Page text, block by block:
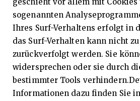
sogenannten
Ihres Surf-Verhaltens erfolgt in
das Surf-Verhalten kann nicht
zurückverfolgt werden. Sie
widersprechen oder sie durch
bestimmter Tools
Informationen dazu finden Sie